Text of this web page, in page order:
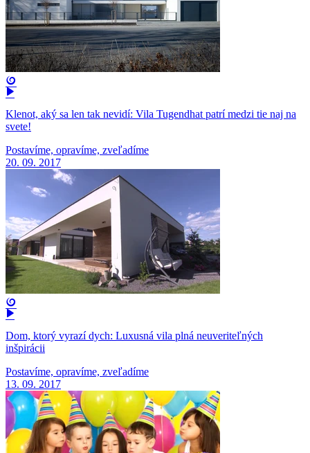
Klenot, aký sa len tak nevidí: Vila Tugendhat patrí medzi tie naj na
svete!
Postavíme, opravíme, zveľadíme
20. 09. 2017
Dom, ktorý vyrazí dych: Luxusná vila plná neuveriteľných
inšpirácii
Postavíme, opravíme, zveľadíme
13. 09. 2017